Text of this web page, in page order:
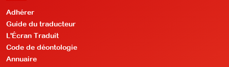
Adhérer
Guide du traducteur
L'Écran Traduit
Code de déontologie
Annuaire